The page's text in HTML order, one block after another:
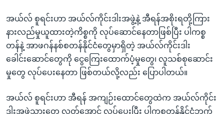
အယ်လ် စူရင်းဟာ အယ်လ်ကိုင်းဒါးအဖွဲ့နဲ့ အီရန်အစိုးရတို့ကြား
နားလည်မှုယူထားတဲ့ကိစ္စကို လုပ်ဆောင်နေတာဖြစ်ပြီး ပါကစ္စ
တန်နဲ့ အာဖဂန်နစ်စတန်နိုင်ငံတွေမှာရှိတဲ့ အယ်လ်ကိုင်းဒါး
ခေါင်းဆောင်တွေကို ငွေကြေးထောက်ပံ့မှုတွေ၊ လူသစ်စုဆောင်း
မှုတွေ လုပ်ပေးနေတာ ဖြစ်တယ်လို့လည်း ပြောပါတယ်။
အယ်လ် စူရင်းဟာ အီရန် အကျဉ်းထောင်တွေထဲက အယ်လ်ကိုင်း
ဒါးအဖွဲ့သားတွေ လွတ်အောင် လုပ်ပေးပြီး ပါကစ္စတန်နိုင်ငံဘက်